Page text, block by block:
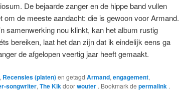
De bejaarde zanger en de hippe band vullen
de meeste aandacht: die is gewoon voor Armand.
samenwerking nou klinkt, kan het album rustig
bereiken, laat het dan zijn dat ik eindelijk eens ga
de afgelopen veertig jaar heeft gemaakt.
, Recensies (platen)en getagd Armand, engagement,
songwriter, The Kikdoorwouter . Bookmark de permalink .